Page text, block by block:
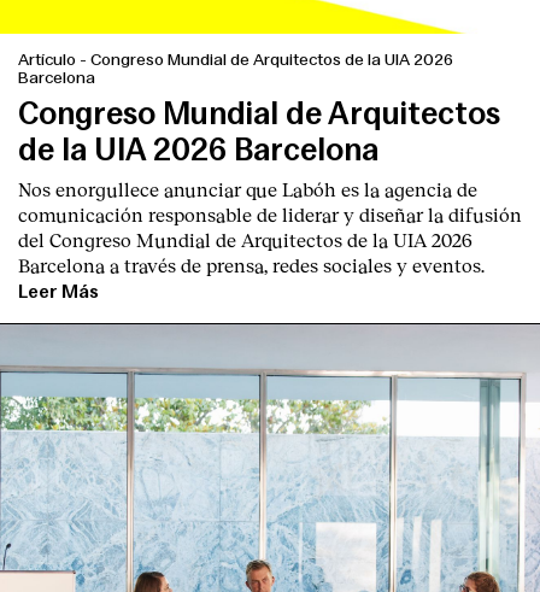
Artículo - Congreso Mundial de Arquitectos de la UIA 2026
Barcelona
Congreso Mundial de Arquitectos
de la UIA 2026 Barcelona
Nos enorgullece anunciar que Labóh es la agencia de
comunicación responsable de liderar y diseñar la difusión
del Congreso Mundial de Arquitectos de la UIA 2026
Barcelona a través de prensa, redes sociales y eventos.
Leer Más